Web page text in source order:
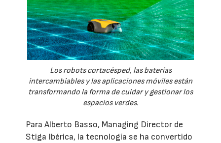
Los robots cortacésped, las baterías
intercambiables y las aplicaciones móviles están
transformando la forma de cuidar y gestionar los
espacios verdes.
Para Alberto Basso, Managing Director de
Stiga Ibérica, la tecnología se ha convertido